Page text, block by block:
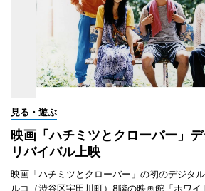
見る・遊ぶ
映画「ハチミツとクローバー」
リバイバル上映
映画「ハチミツとクローバー」の初のデジタ
ルコ（渋谷区宇田川町）8階の映画館「ホワ